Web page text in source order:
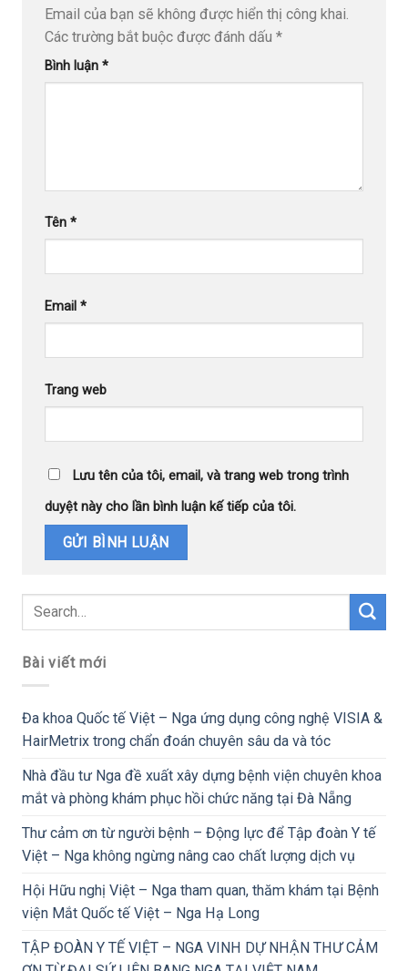
Email của bạn sẽ không được hiển thị công khai.
Các trường bắt buộc được đánh dấu *
Bình luận *
Tên *
Email *
Trang web
Lưu tên của tôi, email, và trang web trong trình
duyệt này cho lần bình luận kế tiếp của tôi.
Bài viết mới
Đa khoa Quốc tế Việt – Nga ứng dụng công nghệ VISIA &
HairMetrix trong chẩn đoán chuyên sâu da và tóc
Nhà đầu tư Nga đề xuất xây dựng bệnh viện chuyên khoa
mắt và phòng khám phục hồi chức năng tại Đà Nẵng
Thư cảm ơn từ người bệnh – Động lực để Tập đoàn Y tế
Việt – Nga không ngừng nâng cao chất lượng dịch vụ
Hội Hữu nghị Việt – Nga tham quan, thăm khám tại Bệnh
viện Mắt Quốc tế Việt – Nga Hạ Long
TẬP ĐOÀN Y TẾ VIỆT – NGA VINH DỰ NHẬN THƯ CẢM